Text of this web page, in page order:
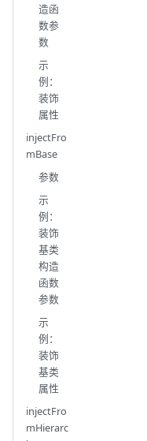
造函
数参
数
示
例：
装饰
属性
injectFro
mBase
参数
示
例：
装饰
基类
构造
函数
参数
示
例：
装饰
基类
属性
injectFro
mHierarc